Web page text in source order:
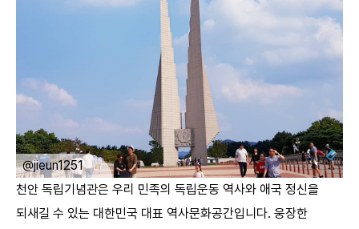
@jieun1251 ㅤ
천안 독립기념관은 우리 민족의 독립운동 역사와 애국 정신을
되새길 수 있는 대한민국 대표 역사문화공간입니다. 웅장한